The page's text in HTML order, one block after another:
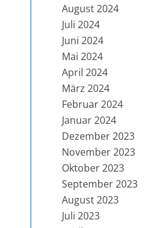
August 2024
Juli 2024
Juni 2024
Mai 2024
April 2024
März 2024
Februar 2024
Januar 2024
Dezember 2023
November 2023
Oktober 2023
September 2023
August 2023
Juli 2023